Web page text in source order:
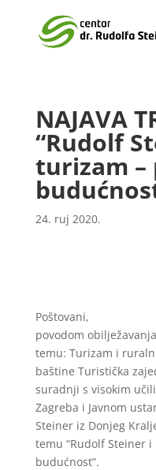
NAJAVA
“Rudolf
turizam –
24. ruj 2020.
Poštovani,
povodom
temu: Turizam i
baštine Turistička
suradnji s visokim
Zagreba i Javnom
Steiner iz Donjeg
temu “Rudolf Steiner
budućnost”.